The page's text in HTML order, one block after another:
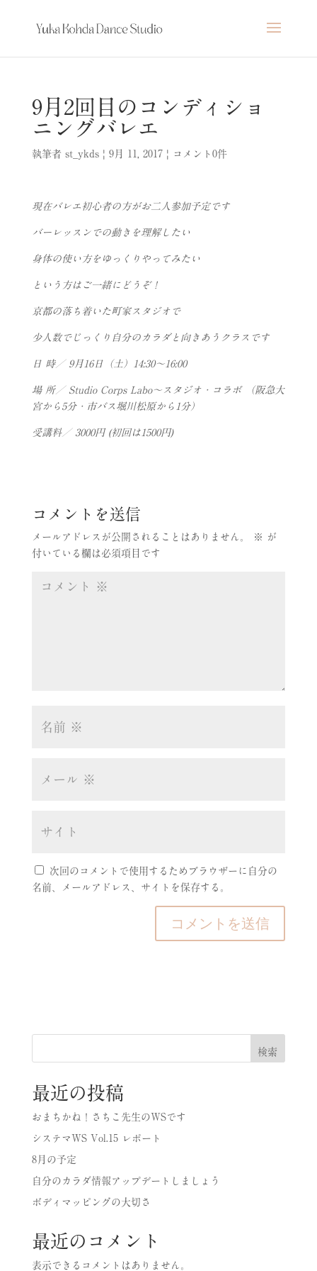
9月2回目のコンディショ
ニングバレエ
執筆者 st_ykds| 9月 11, 2017| コメント0件
現在バレエ初心者の方がお二人参加予定です
バーレッスンでの動きを理解したい
身体の使い方をゆっくりやってみたい
という方はご一緒にどうぞ！
京都の落ち着いた町家スタジオで
少人数でじっくり自分のカラダと向きあうクラスです
日 時／ 9月16日（土）14:30～16:00
場 所／ Studio Corps Labo～スタジオ・コラボ
（阪急大
宮から5分・市バス堀川松原から1分）
受講料／ 3000円 (初回は1500円)
コメントを送信
メールアドレスが公開されることはありません。 ※
が
付いている欄は必須項目です
次回のコメントで使用するためブラウザーに自分の
名前、メールアドレス、サイトを保存する。
検索
最近の投稿
おまちかね！さちこ先生のWSです
システマWS Vol.15 レポート
8月の予定
自分のカラダ情報アップデートしましょう
ボディマッピングの大切さ
最近のコメント
表示できるコメントはありません。